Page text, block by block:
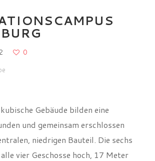
0
Gebäude bilden eine
und gemeinsam erschlossen
niedrigen Bauteil. Die sechs
vier Geschosse hoch, 17 Meter